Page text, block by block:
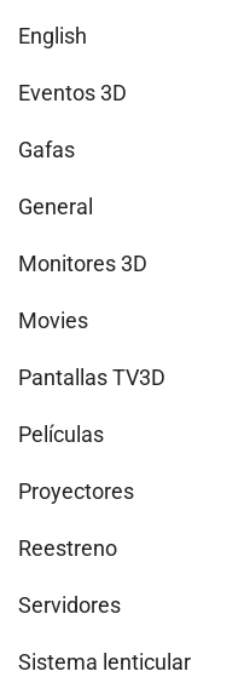
English
Eventos 3D
Gafas
General
Monitores 3D
Movies
Pantallas TV3D
Películas
Proyectores
Reestreno
Servidores
Sistema lenticular